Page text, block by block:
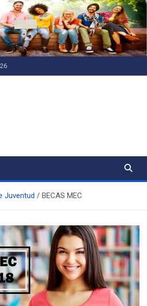
Juventud BECAS MEC